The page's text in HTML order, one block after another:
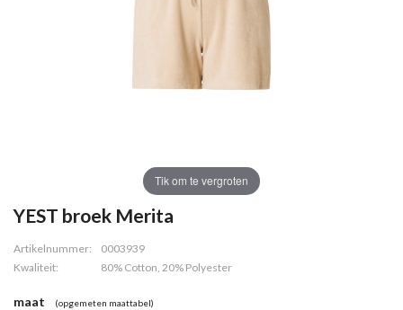
Tik om te vergroten
YEST broek Merita
Artikelnummer:
0003939
Kwaliteit:
80% Cotton, 20% Polyester
maat (opgemeten maattabel)